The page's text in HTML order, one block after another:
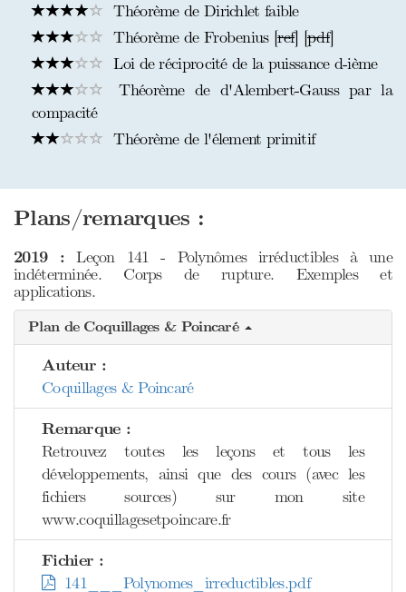
Théorème de Dirichlet faible
Théorème de Frobenius [ref] [pdf]
Loi de réciprocité de la puissance d-ième
Théorème de d'Alembert-Gauss par la
compacité
Théorème de l'élement primitif
Plans/remarques :
2019 : Leçon 141 - Polynômes irréductibles à une
indéterminée. Corps de rupture. Exemples et
applications.
Plan de Coquillages & Poincaré
Auteur :
Coquillages & Poincaré
Remarque :
Retrouvez toutes les leçons et tous les
développements, ainsi que des cours (avec les
fichiers sources) sur mon site
www.coquillagesetpoincare.fr
Fichier :
141___Polynomes_irreductibles.pdf